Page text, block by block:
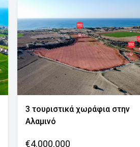
3 τουριστικά χωράφια στην
Αλαμινό
€4.000.000